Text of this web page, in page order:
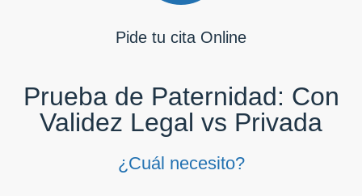
Pide tu cita Online
Prueba de Paternidad: Con
Validez Legal vs Privada
¿Cuál necesito?